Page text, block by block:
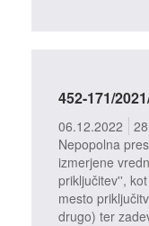
452-171/
06.12.2022
Nepopolna
izmerjene
priključitev'',
mesto
drugo) ter